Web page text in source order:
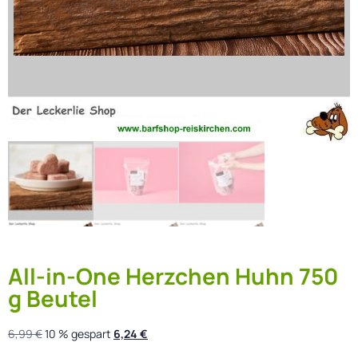
All-in-One Herzchen Huhn 750
g Beutel
6,99€10 % gespart 6,24 €